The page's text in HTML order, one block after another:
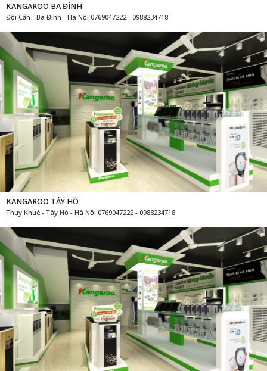
KANGAROO BA ĐÌNH
Đội Cấn - Ba Đình - Hà Nội 0769047222 - 0988234718
KANGAROO TÂY HỒ
Thụy Khuê - Tây Hồ - Hà Nội 0769047222 - 0988234718